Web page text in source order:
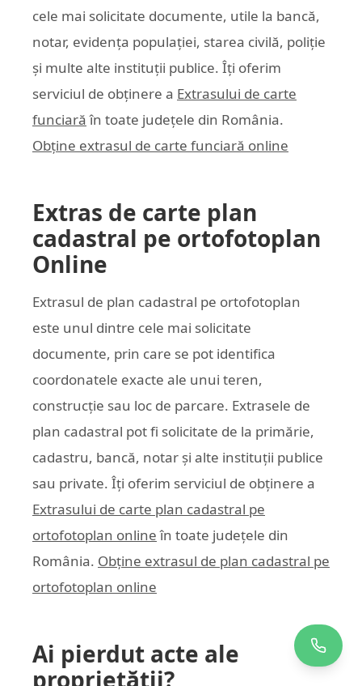
cele mai solicitate documente, utile la bancă,
notar, evidența populației, starea civilă, poliție
și multe alte instituții publice. Îți oferim
serviciul de obținere a Extrasului de carte
funciară în toate județele din România.
Obține extrasul de carte funciară online
Extras de carte plan
cadastral pe ortofotoplan
Online
Extrasul de plan cadastral pe ortofotoplan
este unul dintre cele mai solicitate
documente, prin care se pot identifica
coordonatele exacte ale unui teren,
construcție sau loc de parcare. Extrasele de
plan cadastral pot fi solicitate de la primărie,
cadastru, bancă, notar și alte instituții publice
sau private. Îți oferim serviciul de obținere a
Extrasului de carte plan cadastral pe
ortofotoplan online în toate județele din
România. Obține extrasul de plan cadastral pe
ortofotoplan online
Ai pierdut acte ale
proprietății?